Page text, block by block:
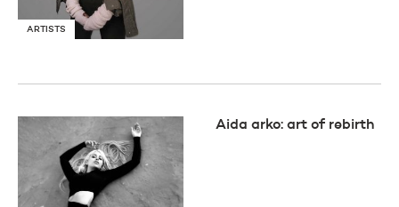
ARTISTS
Aida arko: art of rebirth